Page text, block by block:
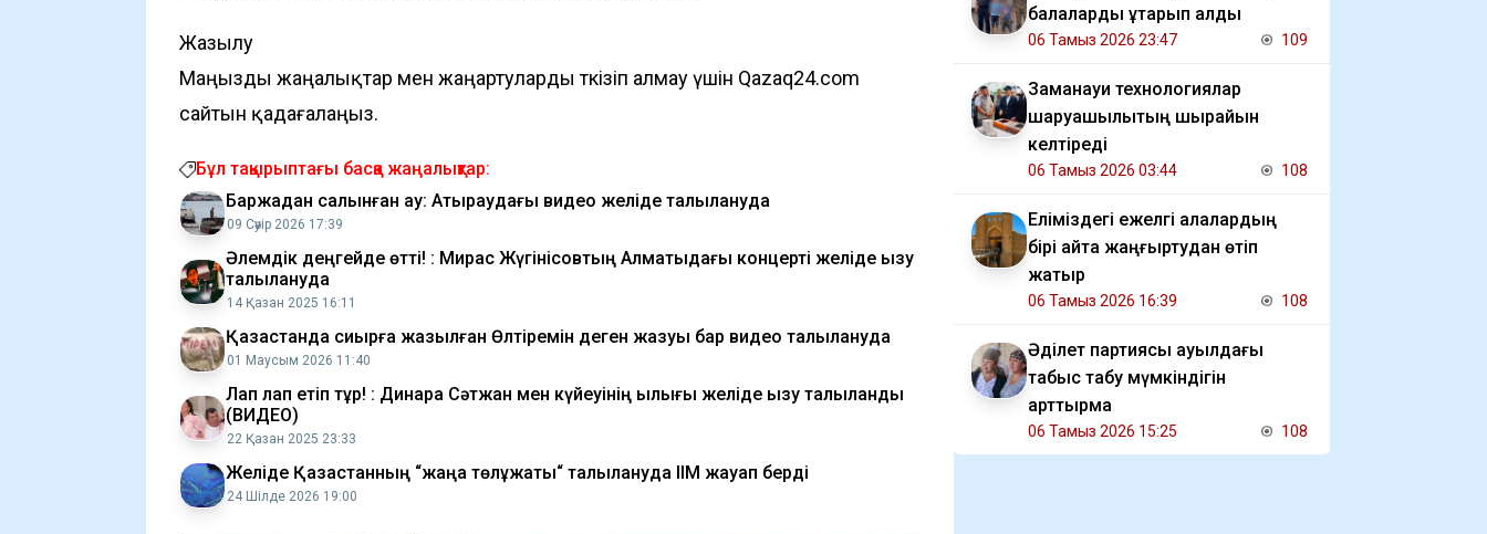
Жазылу
Маңызды жаңалықтар мен жаңартуларды өткізіп алмау үшін Qazaq24.com
сайтын қадағалаңыз.
Бұл тақырыптағы басқа жаңалықтар:
Баржадан салынған ау: Атыраудағы видео желіде талқылануда
09 Сәуір 2026 17:39
Әлемдік деңгейде өтті! : Мирас Жүгінісовтың Алматыдағы концерті желіде қызу
талқылануда
14 Қазан 2025 16:11
Қазақстанда сиырға жазылған Өлтіремін деген жазуы бар видео талқылануда
01 Маусым 2026 11:40
Лап лап етіп тұр! : Динара Сәтжан мен күйеуінің қылығы желіде қызу талқыланды
(ВИДЕО)
22 Қазан 2025 23:33
Желіде Қазақстанның “жаңа төлқұжаты“ талқылануда ІІМ жауап берді
24 Шілде 2026 19:00
балаларды құтқарып қалды
06 Тамыз 2026 23:47 109
Заманауи технологиялар
шаруашылықтың шырайын
келтіреді
06 Тамыз 2026 03:44 108
Еліміздегі ежелгі қалалардың
бірі қайта жаңғыртудан өтіп
жатыр
06 Тамыз 2026 16:39 108
Әділет партиясы ауылдағы
табыс табу мүмкіндігін
арттырмақ
06 Тамыз 2026 15:25 108